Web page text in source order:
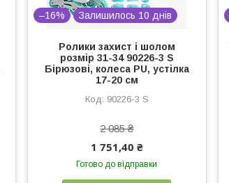
–16% Залишилось 10 днів
Ролики захист і шолом
розмір 31-34 90226-3 S
Бірюзові, колеса PU, устілка
17-20 см
90226-3 S
2 085 ₴
1 751,40 ₴
Готово до відправки